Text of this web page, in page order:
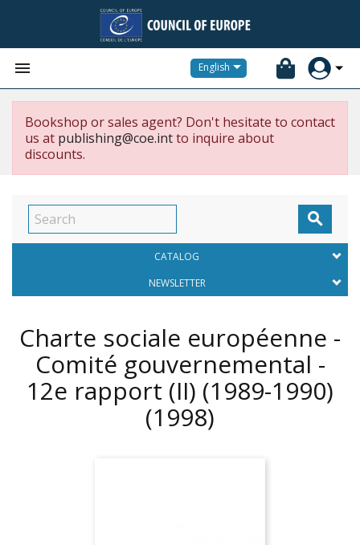
 English
Bookshop or sales agent? Don't hesitate to contact
us at publishing@coe.intto inquire about
discounts.

CATALOG
NEWSLETTER
Charte sociale européenne -
Comité gouvernemental -
12e rapport (II) (1989-1990)
(1998)